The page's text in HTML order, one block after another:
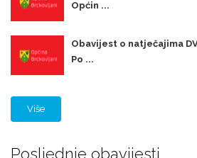
Općin ...
Obavijest o natječajima
Po ...
Više
Posljednje obavijesti